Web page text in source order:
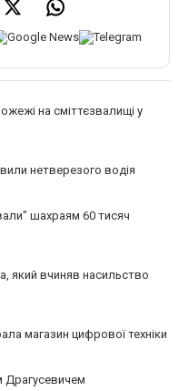
на сміттєзвалищі у
нетверезого водія
шахраям 60 тисяч
який вчиняв насильство
магазин цифрової техніки
Драгусевичем